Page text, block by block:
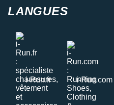
LANGUES
i-Run.fr i-Run.com